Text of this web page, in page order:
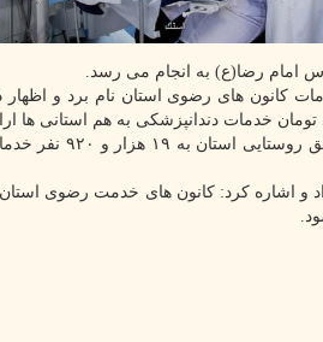
امام رضا(ع) به انجام می رسد.
کانون های رضوی استان نام برد و
سعدالدین اشاره کرد: این تیم های درمانی کانون های
آگاهی داد و اشاره کرد: کانون های خدمت رضوی